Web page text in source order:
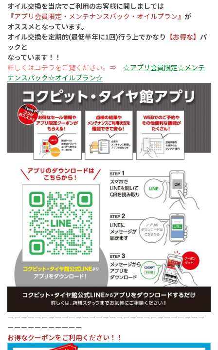
オイル交換を当店でご利用のお客様に関しましては
『アプリ会員限定・メンテナンスパック・オイルプラン』 が
オススメとなっています。
オイル交換を定期的(最低半年に1回)行う上でかなり 【お得な】 パ
ックと
なっています！！
詳しくはコチラをご覧ください。⇒
☆アプリ会員限定☆メンテ
ナンスパック☆オイルプラン☆
ーーーーーーーーーーーーーーーーーーーーーーーーーーーーー
ーーーーーーーーーーー
お得なクーポンをご利用ください！！